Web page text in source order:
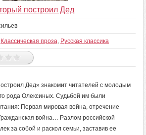
построил Дед
Классическая проза, Русская классика
Дед» знакомит читателей с молодым
рода Олексиных. Судьбой им были
Первая мировая война, отречение
война… Разлом российской
за собой и раскол семьи, заставив ее